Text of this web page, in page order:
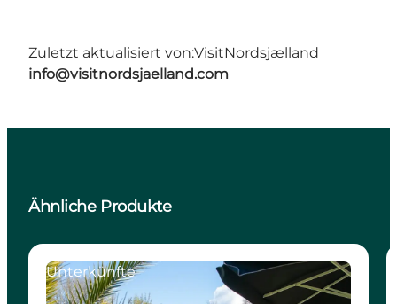
Zuletzt aktualisiert von:VisitNordsjælland
info@visitnordsjaelland.com
Ähnliche Produkte
Unterkünfte